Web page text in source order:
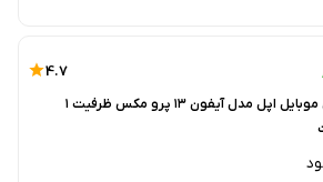
4.7
گوشی موبایل اپل مدل آیفون ۱۳ پرو مکس ظرفیت ۱